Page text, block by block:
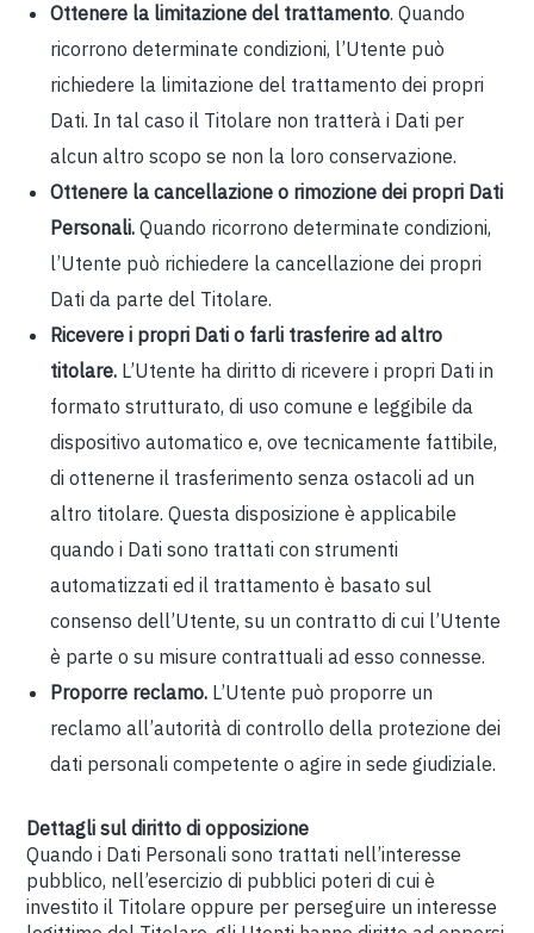
Ottenere la limitazione del trattamento. Quando
ricorrono determinate condizioni, l’Utente può
richiedere la limitazione del trattamento dei propri
Dati. In tal caso il Titolare non tratterà i Dati per
alcun altro scopo se non la loro conservazione.
Ottenere la cancellazione o rimozione dei propri Dati
Personali. Quando ricorrono determinate condizioni,
l’Utente può richiedere la cancellazione dei propri
Dati da parte del Titolare.
Ricevere i propri Dati o farli trasferire ad altro
titolare. L’Utente ha diritto di ricevere i propri Dati in
formato strutturato, di uso comune e leggibile da
dispositivo automatico e, ove tecnicamente fattibile,
di ottenerne il trasferimento senza ostacoli ad un
altro titolare. Questa disposizione è applicabile
quando i Dati sono trattati con strumenti
automatizzati ed il trattamento è basato sul
consenso dell’Utente, su un contratto di cui l’Utente
è parte o su misure contrattuali ad esso connesse.
Proporre reclamo. L’Utente può proporre un
reclamo all’autorità di controllo della protezione dei
dati personali competente o agire in sede giudiziale.
Dettagli sul diritto di opposizione
Quando i Dati Personali sono trattati nell’interesse
pubblico, nell’esercizio di pubblici poteri di cui è
investito il Titolare oppure per perseguire un interesse